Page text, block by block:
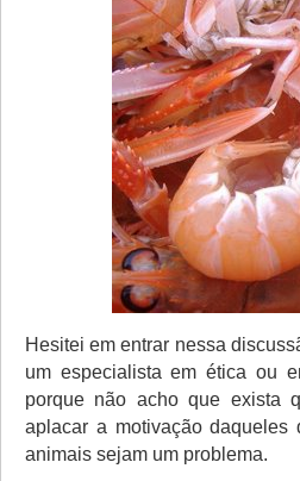
Hesitei em entrar nessa
um especialista em ética ou
porque não acho que exista
aplacar a motivação
animais sejam um problema.